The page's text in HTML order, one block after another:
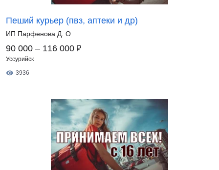
Пеший курьер (пвз, аптеки и др)
ИП Парфенова Д. О
90 000 – 116 000 ₽
Уссурийск
3936